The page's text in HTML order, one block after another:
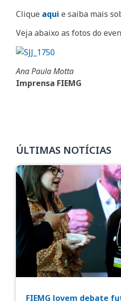
Clique aqui e saiba mais
Veja abaixo as fotos do
Ana Paula Motta
Imprensa FIEMG
ÚLTIMAS NOTÍCIAS
FIEMG Jovem debate